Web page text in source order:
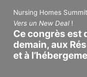
Nursing Homes Summit
Vers un New Deal !
Ce congrès est
demain, aux
et à